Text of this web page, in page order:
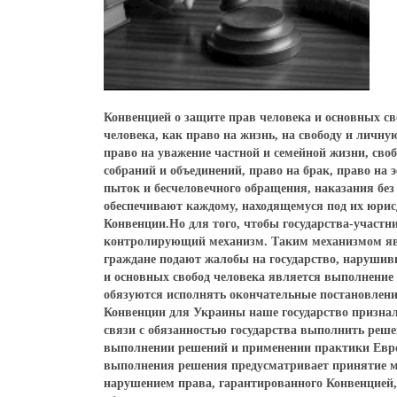
Конвенцией о защите прав человека и основных свобод (далее - Конвенция) регламентированы такие фундаментальные права человека, как право на жизнь, на свободу и личную неприкосновенность, право на справедливое судебное разбирательство, право на уважение частной и семейной жизни, свободу мысли, совести и вероисповедания, свободу слова, право на свободу собраний и объединений, право на брак, право на эффективное средство правовой защиты, запрет дискриминации, запрет пыток и бесчеловечного обращения, наказания без закона.В соответствии со статьей 1 Конвенции государства-участники обеспечивают каждому, находящемуся под их юрисдикцией, права и свободы, определенные в разделе I настоящей Конвенции.Но для того, чтобы государства-участники придерживались положений Конвенции, необходимо, чтобы действовал контролирующий механизм. Таким механизмом является Европейский суд по правам человека (далее - Суд), к которому граждане подают жалобы на государство, нарушившее их конвенционные права.Одним из главных факторов обеспечения прав и основных свобод человека является выполнение решений Суда. В статье 46 Конвенции предусмотрено, что государства обязуются исполнять окончательные постановления Суда по делам, в которых они являются сторонами.С вступлением в силу Конвенции для Украины наше государство признало для себя обязательной юрисдикцию Суда.Отношения, возникающие в связи с обязанностью государства выполнить решение Суда по делам против Украины регулирует Закон Украины «О выполнении решений и применении практики Европейского суда по правам человека».В соответствии со статьей 1 Закона выполнения решения предусматривает принятие мер индивидуального характера (возмещение вреда, причиненного нарушением права, гарантированного Конвенцией, а также восстановления нарушенного права, если это возможно) и мер общего характера, направленные на устранение причин нарушения Конвенции; внедрение в судопроизводство и административную практику европейских стандартов прав человека; создание предпосылок для уменьшения количества заявлений в Суд против конкретного государства.Одним из основных мероприятий общего характера, направленных на устранение указанной в решении суда системной проблемы и ее первопричин, является внесение изменений в действующее законодательство.С целью обеспечения прав человека гарантированных Конвенцией, путем принятия мер общего характера, Министерством юстиции Украины проанализированы ряд решений Суда.1. Нарушение права на апелляционное обжалование в производстве, что считается уголовным в понимании Конвенции (статья 2 Конвенции).Так, Суд в своем решении по делу «Швыдка против Украины» (заявление № 17888/12), которое получило статус окончательного 30 января 2015 года, признал применение административного взыскания в наиболее строгой форме непропорциональным преследуемой цели.Так, в решении указано, что 24.08.2011 заявитель, член оппозиционной политической партии «Батькивщина», приняла участие в праздничных торжествах по случаю Дня Независимости Украины. В рамках проведения указанных мероприятий с участием Президента Украины В.Ф. Януковича состоялась официальная церемония возложения венков к памятнику Тарасу Шевченко. После церемонии с целью выражения своего недовольства политикой Президента заявительница подошла к венку и оторвала часть ленты с надписью «Президент Украины В.Ф. Янукович», не повредив при этом венок. Действия заявительницы было зафиксировано на видеокамеру одним из сотрудников милиции.На следующий день заявительница была задержана, доставлена в Шевченковский РУ ГУ МВД Украины в городе Киеве и составлен протокол об административном правонарушении, в котором отмечалось, что действия заявительницы составляли мелкое хулиганство.30.08.2011 Шевченковский районный суд города Киева постановил привлечь заявительницу к ответственности за совершение мелкого хулиганства и наложить на нее взыскание в виде административного ареста